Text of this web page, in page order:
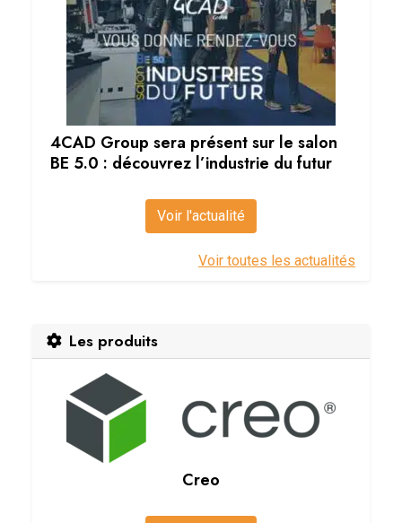
4CAD Group sera présent sur le salon
BE 5.0 : découvrez l’industrie du futur
Voir l'actualité
Voir toutes les actualités
Les produits
Creo